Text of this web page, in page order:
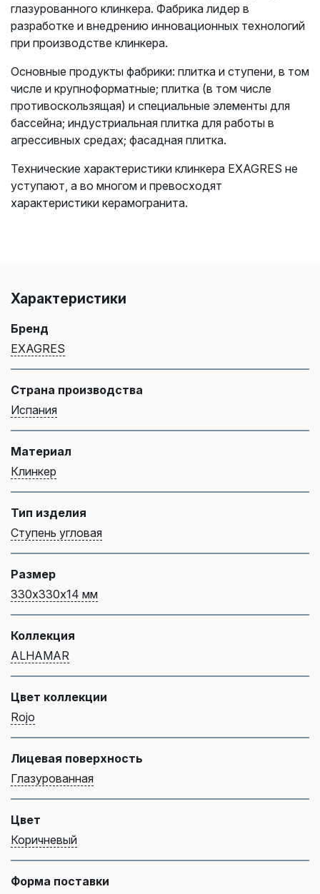
глазурованного клинкера. Фабрика лидер в
разработке и внедрению инновационных технологий
при производстве клинкера.
Основные продукты фабрики: плитка и ступени, в том
числе и крупноформатные; плитка (в том числе
противоскользящая) и специальные элементы для
бассейна; индустриальная плитка для работы в
агрессивных средах; фасадная плитка.
Технические характеристики клинкера EXAGRES не
уступают, а во многом и превосходят
характеристики керамогранита.
Характеристики
Бренд
EXAGRES
Страна производства
Испания
Материал
Клинкер
Тип изделия
Ступень угловая
Размер
330х330х14 мм
Коллекция
ALHAMAR
Цвет коллекции
Rojo
Лицевая поверхность
Глазурованная
Цвет
Коричневый
Форма поставки